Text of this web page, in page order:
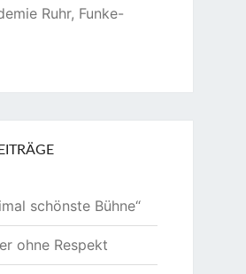
Ruhr, Funke-
schönste Bühne“
ohne Respekt